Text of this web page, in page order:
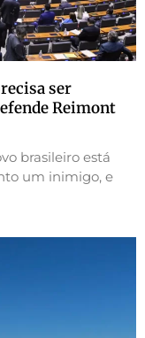
ser
Reimont
brasileiro está
um inimigo, e